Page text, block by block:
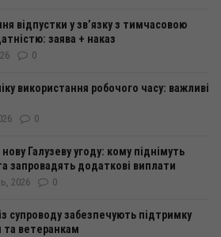
відпустки у зв’язку з тимчасовою
заява + наказ
0
використання робочого часу: важливі
0
Галузеву угоду: кому піднімуть
запровадять додаткові виплати
2026 0
супроводу забезпечують підтримку
та ветеранкам